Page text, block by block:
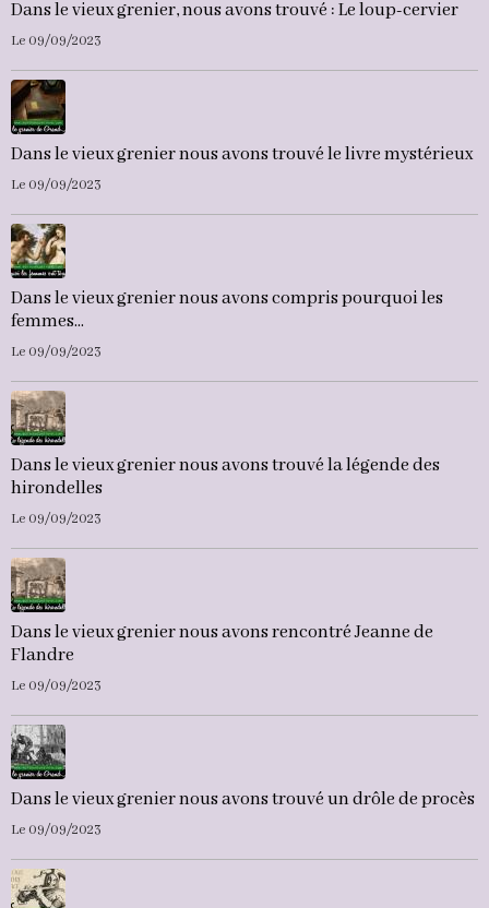
Dans le vieux grenier, nous avons trouvé : Le loup-cervier
Le 09/09/2023
Dans le vieux grenier nous avons trouvé le livre mystérieux
Le 09/09/2023
Dans le vieux grenier nous avons compris pourquoi les
femmes...
Le 09/09/2023
Dans le vieux grenier nous avons trouvé la légende des
hirondelles
Le 09/09/2023
Dans le vieux grenier nous avons rencontré Jeanne de
Flandre
Le 09/09/2023
Dans le vieux grenier nous avons trouvé un drôle de procès
Le 09/09/2023